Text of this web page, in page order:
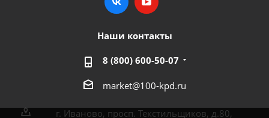
Наши контакты
8 (800) 600-50-07
market@100-kpd.ru
г. Иваново, просп. Текстильщиков, д.80,